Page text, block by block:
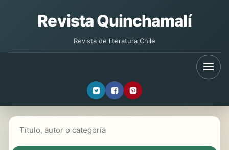
Revista Quinchamalí
Revista de literatura Chile